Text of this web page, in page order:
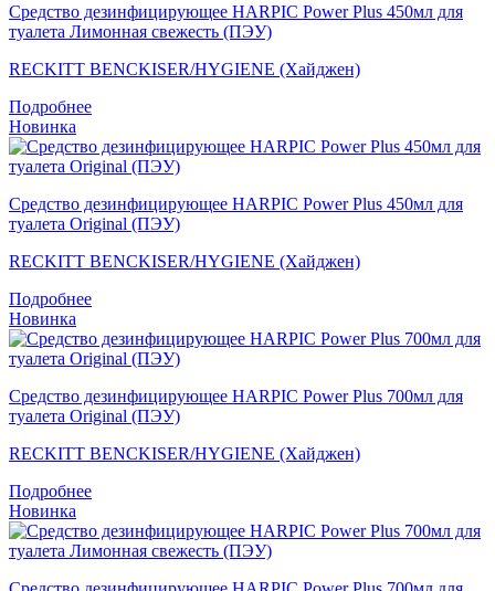
Средство дезинфицирующее HARPIC Power Plus 450мл для
туалета Лимонная свежесть (ПЭУ)
RECKITT BENCKISER/HYGIENE (Хайджен)
Подробнее
Новинка
Средство дезинфицирующее HARPIC Power Plus 450мл для
туалета Original (ПЭУ)
RECKITT BENCKISER/HYGIENE (Хайджен)
Подробнее
Новинка
Средство дезинфицирующее HARPIC Power Plus 700мл для
туалета Original (ПЭУ)
RECKITT BENCKISER/HYGIENE (Хайджен)
Подробнее
Новинка